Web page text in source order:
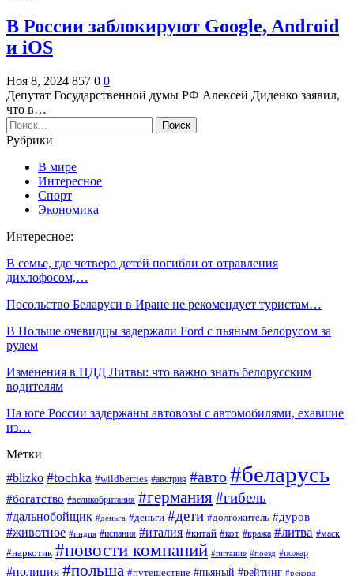
В России заблокируют Google, Android
и iOS
Ноя 8, 2024 857 0 0
Депутат Государственной думы РФ Алексей Диденко заявил,
что в…
Рубрики
В мире
Интересное
Спорт
Экономика
Интересное:
В семье, где четверо детей погибли от отравления
дихлофосом,…
Посольство Беларуси в Иране не рекомендует туристам…
В Польше очевидцы задержали Ford c пьяным белорусом за
рулем
Изменения в ПДД Литвы: что важно знать белорусским
водителям
На юге России задержаны автовозы с автомобилями, ехавшие
из…
Метки
#blizko #tochka #wildberries #австрия #авто#беларусь
#богатство #великобритания #германия#гибель
#дальнобойщик #деньга #деньги #дети #долгожитель #дуров
#животное #индия #испания #италия #китай #кот #кража #литва #маск
#наркотик #новости компаний #питание #поезд #пожар
#полиция #польша #путешествие #пьяный #рейтинг #рекорд